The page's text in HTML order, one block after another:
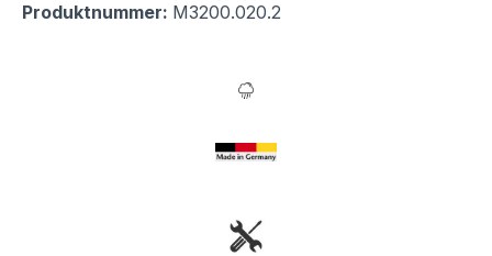
Produktnummer: M3200.020.2